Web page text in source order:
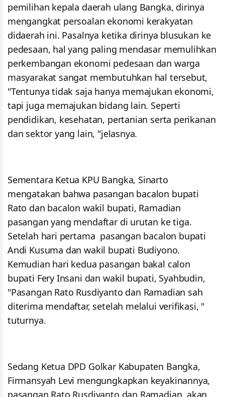
pemilihan kepala daerah ulang Bangka, dirinya
mengangkat persoalan ekonomi kerakyatan
didaerah ini. Pasalnya ketika dirinya blusukan ke
pedesaan, hal yang paling mendasar memulihkan
perkembangan ekonomi pedesaan dan warga
masyarakat sangat membutuhkan hal tersebut,
"Tentunya tidak saja hanya memajukan ekonomi,
tapi juga memajukan bidang lain. Seperti
pendidikan, kesehatan, pertanian serta perikanan
dan sektor yang lain, "jelasnya.
Sementara Ketua KPU Bangka, Sinarto
mengatakan bahwa pasangan bacalon bupati
Rato dan bacalon wakil bupati, Ramadian
pasangan yang mendaftar di urutan ke tiga.
Setelah hari pertama pasangan bacalon bupati
Andi Kusuma dan wakil bupati Budiyono.
Kemudian hari kedua pasangan bakal calon
bupati Fery Insani dan wakil bupati, Syahbudin,
"Pasangan Rato Rusdiyanto dan Ramadian sah
diterima mendaftar, setelah melalui verifikasi, "
tuturnya.
Sedang Ketua DPD Golkar Kabupaten Bangka,
Firmansyah Levi mengungkapkan keyakinannya,
pasangan Rato Rusdiyanto dan Ramadian, akan